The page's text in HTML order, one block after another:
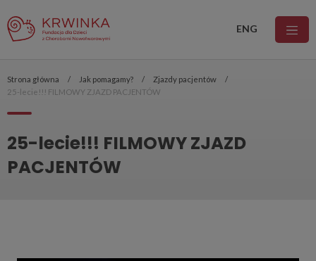
ENG
Strona główna Jak pomagamy?
Zjazdy pacjentów
25-lecie!!! FILMOWY ZJAZD PACJENTÓW
25-lecie!!! FILMOWY ZJAZD
PACJENTÓW